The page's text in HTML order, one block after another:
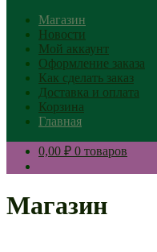
Магазин
Новости
Мой аккаунт
Оформление заказа
Как сделать заказ
Доставка и оплата
Корзина
Главная
0,00 ₽ 0 товаров
Магазин